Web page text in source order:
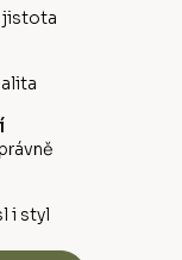
jistota
i styl